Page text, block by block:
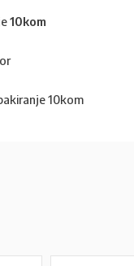
10kom
10kom